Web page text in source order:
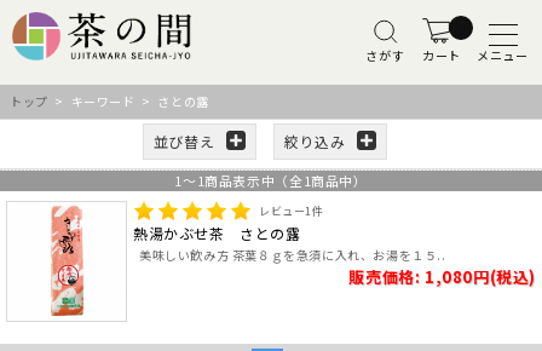
さがす カート メニュー
トップ > キーワード > さとの露
並び替え 絞り込み
1 ～ 1商品表示中（全 1商品中）
レビュー1件
熱湯かぶせ茶 さとの露
美味しい飲み方 茶葉８ｇを急須に入れ、お湯を１５..
販売価格: 1,080円(税込)